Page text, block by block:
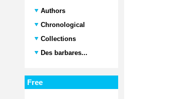
Authors
Chronological
Collections
Des barbares...
Free